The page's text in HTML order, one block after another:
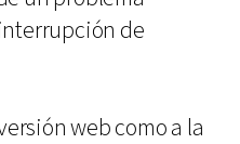
de
web como a la